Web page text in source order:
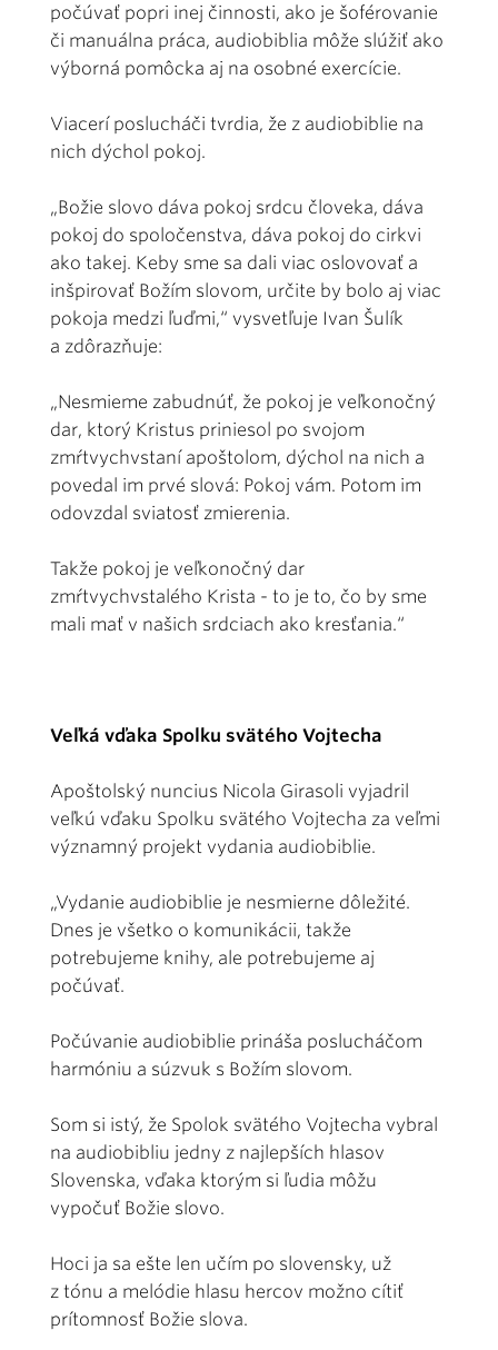
počúvať popri inej činnosti, ako je šoférovanie
či manuálna práca, audiobiblia môže slúžiť ako
výborná pomôcka aj na osobné exercície.
Viacerí poslucháči tvrdia, že z audiobiblie na
nich dýchol pokoj.
„Božie slovo dáva pokoj srdcu človeka, dáva
pokoj do spoločenstva, dáva pokoj do cirkvi
ako takej. Keby sme sa dali viac oslovovať a
inšpirovať Božím slovom, určite by bolo aj viac
pokoja medzi ľuďmi,“ vysvetľuje Ivan Šulík
a zdôrazňuje:
„Nesmieme zabudnúť, že pokoj je veľkonočný
dar, ktorý Kristus priniesol po svojom
zmŕtvychvstaní apoštolom, dýchol na nich a
povedal im prvé slová: Pokoj vám. Potom im
odovzdal sviatosť zmierenia.
Takže pokoj je veľkonočný dar
zmŕtvychvstalého Krista - to je to, čo by sme
mali mať v našich srdciach ako kresťania.“
Veľká vďaka Spolku svätého Vojtecha
Apoštolský nuncius Nicola Girasoli vyjadril
veľkú vďaku Spolku svätého Vojtecha za veľmi
významný projekt vydania audiobiblie.
„Vydanie audiobiblie je nesmierne dôležité.
Dnes je všetko o komunikácii, takže
potrebujeme knihy, ale potrebujeme aj
počúvať.
Počúvanie audiobiblie prináša poslucháčom
harmóniu a súzvuk s Božím slovom.
Som si istý, že Spolok svätého Vojtecha vybral
na audiobibliu jedny z najlepších hlasov
Slovenska, vďaka ktorým si ľudia môžu
vypočuť Božie slovo.
Hoci ja sa ešte len učím po slovensky, už
z tónu a melódie hlasu hercov možno cítiť
prítomnosť Božie slova.